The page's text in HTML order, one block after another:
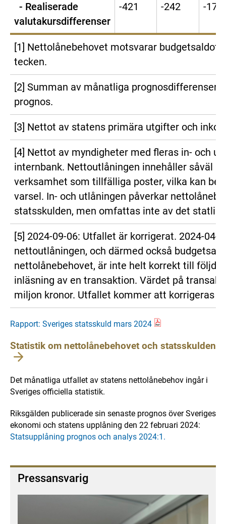
- Realiserade
valutakursdifferenser
-421 -242 -179
[1] Nettolånebehovet motsvarar budgetsaldot
tecken.
[2] Summan av månatliga prognosdifferenser
prognos.
[3] Nettot av statens primära utgifter och
[4] Nettot av myndigheter med fleras in- och
internbank. Nettoutlåningen innehåller såväl
verksamhet som tillfälliga poster, vilka kan
varsel. In- och utlåningen påverkar
statsskulden, men omfattas inte av det
[5] 2024-09-06: Utfallet är korrigerat. 2024-04-
nettoutlåningen, och därmed också
nettolånebehovet, är inte helt korrekt till följd
inläsning av en transaktion. Värdet på
miljon kronor. Utfallet kommer att korrigeras
Rapport: Sveriges statsskuld mars 2024
Statistik om nettolånebehovet och statsskulden
Det månatliga utfallet av statens nettolånebehov ingår i
Sveriges officiella statistik.
Riksgälden publicerade sin senaste prognos över Sveriges
ekonomi och statens upplåning den 22 februari 2024:
Statsupplåning prognos och analys 2024:1.
Pressansvarig